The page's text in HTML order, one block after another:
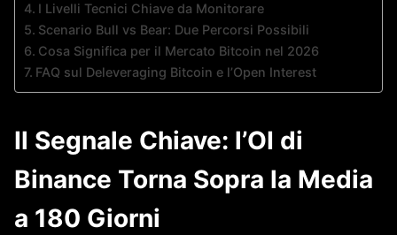
I Livelli Tecnici Chiave da Monitorare
Scenario Bull vs Bear: Due Percorsi Possibili
Cosa Significa per il Mercato Bitcoin nel 2026
FAQ sul Deleveraging Bitcoin e l’Open Interest
Il Segnale Chiave: l’OI di
Binance Torna Sopra la Media
a 180 Giorni